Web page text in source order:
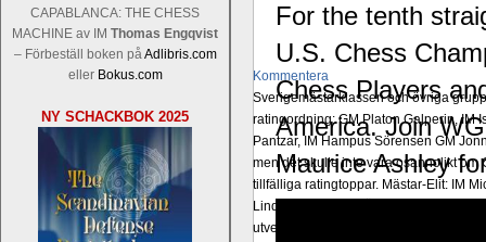
CAPABLANCA: THE CHESS
MACHINE av IM Thomas Engqvist
– Förbeställ boken påAdlibris.com
eller Bokus.com
NY SCHACKBOK 2025
Kommentera
Sverigemästarklassen och övriga
ratingordning: GM Platon Galperin, IM
Pantzar, IM Hampus Sörensen GM
men det skulle inte vara osannolikt om
tillfälliga ratingtoppar. Mästar-Elit: IM
Lindberg, FM Joar Östlund, FM
utvecklande spelare kommer att
For the tenth
U.S. Chess
Chess Players
America. Join
Maurice Ashley